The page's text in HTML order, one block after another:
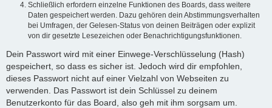
Schließlich erfordern einzelne Funktionen des Boards, dass weitere
Daten gespeichert werden. Dazu gehören dein Abstimmungsverhalten
bei Umfragen, der Gelesen-Status von deinen Beiträgen oder explizit
von dir gesetzte Lesezeichen oder Benachrichtigungsfunktionen.
Dein Passwort wird mit einer Einwege-Verschlüsselung (Hash)
gespeichert, so dass es sicher ist. Jedoch wird dir empfohlen,
dieses Passwort nicht auf einer Vielzahl von Webseiten zu
verwenden. Das Passwort ist dein Schlüssel zu deinem
Benutzerkonto für das Board, also geh mit ihm sorgsam um.